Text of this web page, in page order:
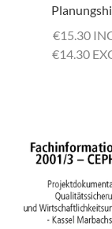
€15.30
€14.30